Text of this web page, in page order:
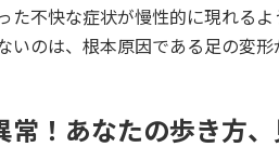
た不快な症状が慢性的に現れる
いのは、根本原因である足の変形
常！あなたの歩き方